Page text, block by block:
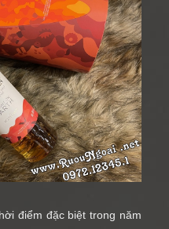
điểm đặc biệt trong năm